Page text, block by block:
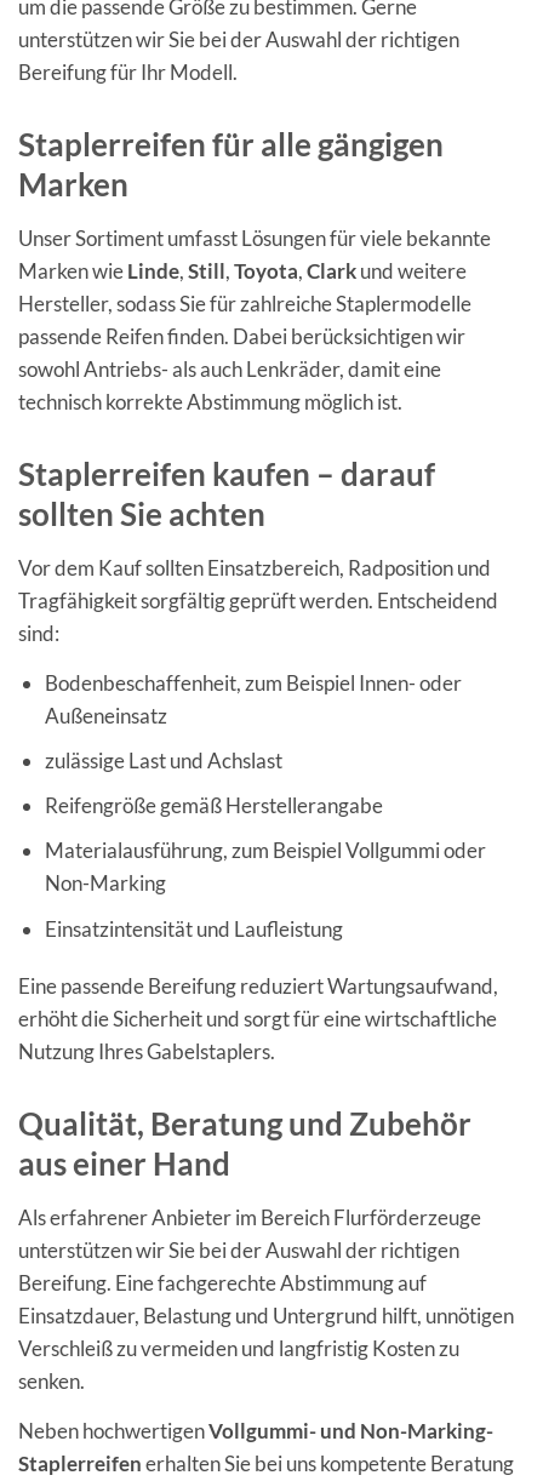
um die passende Größe zu bestimmen. Gerne
unterstützen wir Sie bei der Auswahl der richtigen
Bereifung für Ihr Modell.
Staplerreifen für alle gängigen
Marken
Unser Sortiment umfasst Lösungen für viele bekannte
Marken wieLinde,Still,Toyota,Clarkund weitere
Hersteller, sodass Sie für zahlreiche Staplermodelle
passende Reifen finden. Dabei berücksichtigen wir
sowohl Antriebs- als auch Lenkräder, damit eine
technisch korrekte Abstimmung möglich ist.
Staplerreifen kaufen – darauf
sollten Sie achten
Vor dem Kauf sollten Einsatzbereich, Radposition und
Tragfähigkeit sorgfältig geprüft werden. Entscheidend
sind:
Bodenbeschaffenheit, zum Beispiel Innen- oder
Außeneinsatz
zulässige Last und Achslast
Reifengröße gemäß Herstellerangabe
Materialausführung, zum Beispiel Vollgummi oder
Non-Marking
Einsatzintensität und Laufleistung
Eine passende Bereifung reduziert Wartungsaufwand,
erhöht die Sicherheit und sorgt für eine wirtschaftliche
Nutzung Ihres Gabelstaplers.
Qualität, Beratung und Zubehör
aus einer Hand
Als erfahrener Anbieter im Bereich Flurförderzeuge
unterstützen wir Sie bei der Auswahl der richtigen
Bereifung. Eine fachgerechte Abstimmung auf
Einsatzdauer, Belastung und Untergrund hilft, unnötigen
Verschleiß zu vermeiden und langfristig Kosten zu
senken.
Neben hochwertigenVollgummi- und Non-Marking-
Staplerreifenerhalten Sie bei uns kompetente Beratung